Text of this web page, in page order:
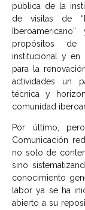
pública de la
de visitas de
propósitos de
institucional y
para la
actividades un
técnica y
comunidad
Por último,
Comunicación
no solo de
sino
conocimiento
labor ya se ha
abierto a su